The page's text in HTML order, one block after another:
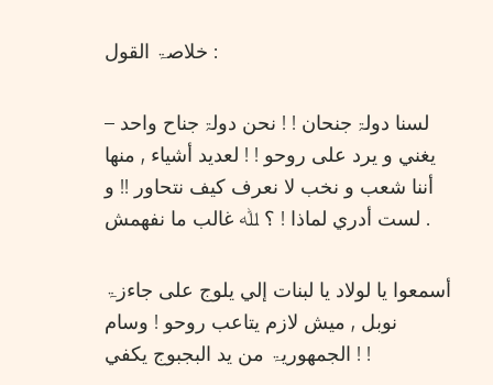
خلاصۃ القول :
– لسنا دولۃ جنحان ! ! نحن دولۃ جناح واحد
يغني و يرد علی روحو ! ! لعديد أشياء , منها
أننا شعب و نخب لا نعرف كيف نتحاور !! و
لست أدري لماذا ! ؟ ﷲ غالب ما نفهمش .
أسمعوا يا لولاد يا لبنات إلي يلوج علی جاءزۃ
نوبل , ميش لازم يتاعب روحو ! وسام
الجمهوريۃ من يد البجبوج يكفي ! !